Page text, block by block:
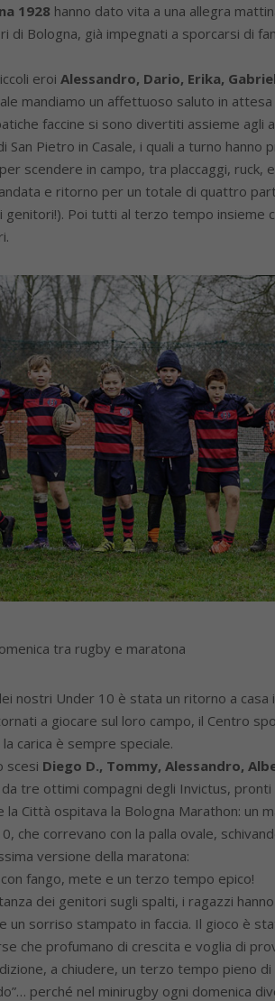
1928 hanno dato vita a una allegra
di Bologna, già impegnati a sporcarsi di
eroi Alessandro, Dario, Erika,
mandiamo un affettuoso saluto in
faccine si sono divertiti assieme agli
San Pietro in Casale, i quali a turno
scendere in campo, tra placcaggi, ruck,
e ritorno per un totale di quattro
genitori!). Poi tutti al terzo tempo insieme
tra rugby e maratona
nostri Under 10 è stata un ritorno a
a giocare sul loro campo, il Centro
carica è sempre speciale.
scesi Diego D., Tommy, Alessandro,
tre ottimi compagni degli Invictus,
Città ospitava la Bologna Marathon: un
che correvano con la palla ovale,
versione della maratona:
fango, mete e un terzo tempo epico!
dei genitori sugli spalti, i ragazzi
un sorriso stampato in faccia. Il gioco è
che profumano di crescita e voglia di
a chiudere, un terzo tempo pieno
perché nel minirugby ogni domenica